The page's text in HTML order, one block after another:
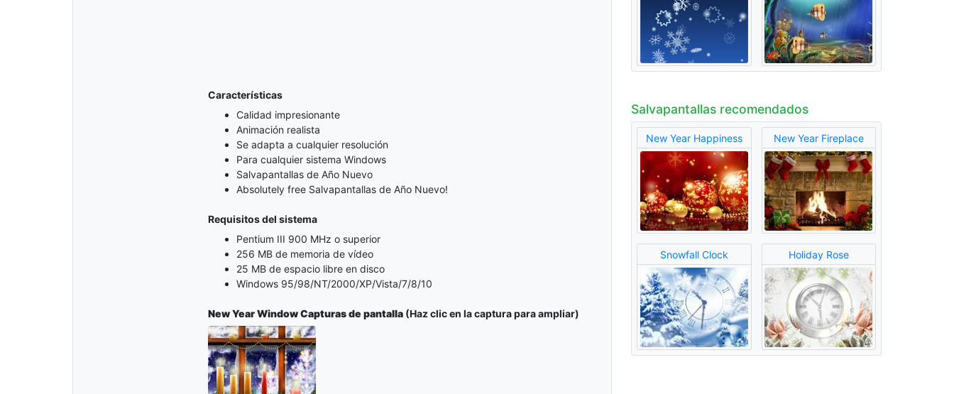
Características
Calidad impresionante
Animación realista
Se adapta a cualquier resolución
Para cualquier sistema Windows
Salvapantallas de Año Nuevo
Absolutely free Salvapantallas de Año Nuevo!
Requisitos del sistema
Pentium III 900 MHz o superior
256 MB de memoria de vídeo
25 MB de espacio libre en disco
Windows 95/98/NT/2000/XP/Vista/7/8/10
New Year Window Capturas de pantalla(Haz clic en la captura para ampliar)
Salvapantallas recomendados
New Year Happiness New Year Fireplace
Snowfall Clock Holiday Rose